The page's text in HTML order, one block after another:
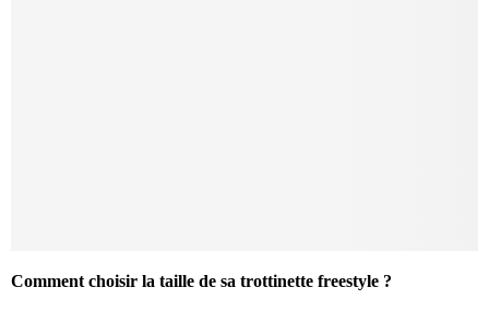
Comment choisir la taille de sa trottinette freestyle ?